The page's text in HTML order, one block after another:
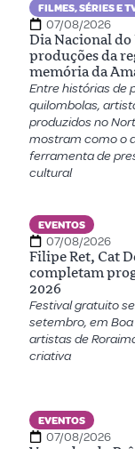
FILMES, SÉRIES E
07/08/2026
Dia Nacional
produções da
memória da
Entre histórias de
quilombolas,
produzidos no
mostram como o
ferramenta de
cultural
EVENTOS
07/08/2026
Filipe Ret, Cat
completam
2026
Festival gratuito
setembro, em
artistas de
criativa
EVENTOS
07/08/2026